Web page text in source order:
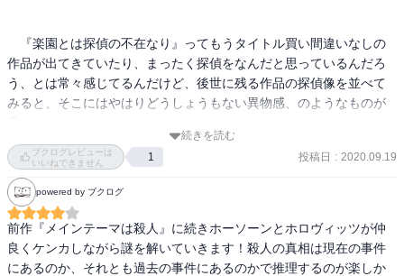
直ストレスがたまる。ホーソーンや著者も大概だが、それでも次を
『楽園とは探偵の不在なり』ってもうタイトル買い間違いなしの
作品が出てきていたり、まったく探偵をなんだと思っているんだろ
う、とは常々感じてるんだけど、後世に残る作品の探偵像を並べて
みると、そこにはやはりどうしょうもない異物感、のようなものが
大きな流れの中で、その流れを切り裂くようにそこにある大岩の
ような。
枝に最後に残った一葉が、強風に煽られながらそれでも、と飛ば
されずにいるような。
そんなイメージを受けるオレのほうが、探偵を何かと勘違いして
るのかしらん？
続きを読む
ブクログレビューは
いいねできません
1 投稿日 : 2020.09.19
powered by ブクログ
前作『メインテーマは殺人』に続きホーソーンとホロヴィッツが仲
良くケンカしながら謎を解いていきます！殺人の真相は現在の事件
にあるのか、それとも過去の事件にあるのかで推理するのが楽しか